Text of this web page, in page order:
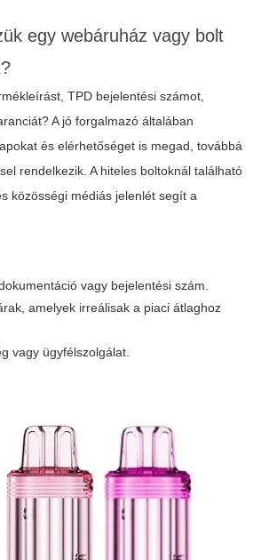
egy webáruház vagy bolt
TPD bejelentési számot,
A jó forgalmazó általában
és elérhetőséget is megad, továbbá
rendelkezik. A hiteles boltoknál található
közösségi médiás jelenlét segít a
vagy bejelentési szám.
amelyek irreálisak a piaci átlaghoz
vagy ügyfélszolgálat.